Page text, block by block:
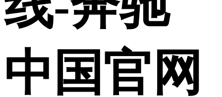
中国官网